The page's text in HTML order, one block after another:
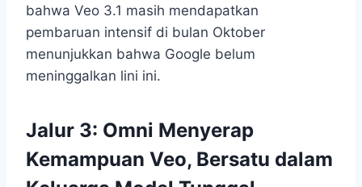
bahwa Veo 3.1 masih mendapatkan
pembaruan intensif di bulan Oktober
menunjukkan bahwa Google belum
meninggalkan lini ini.
Jalur 3: Omni Menyerap
Kemampuan Veo, Bersatu dalam